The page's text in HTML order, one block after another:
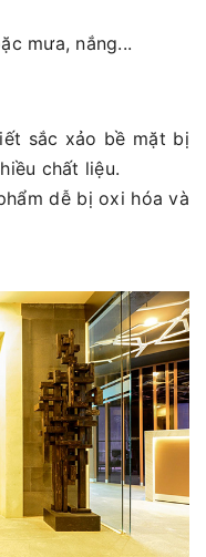
mưa, nắng...
sắc xảo bề mặt bị
chất liệu.
dễ bị oxi hóa và